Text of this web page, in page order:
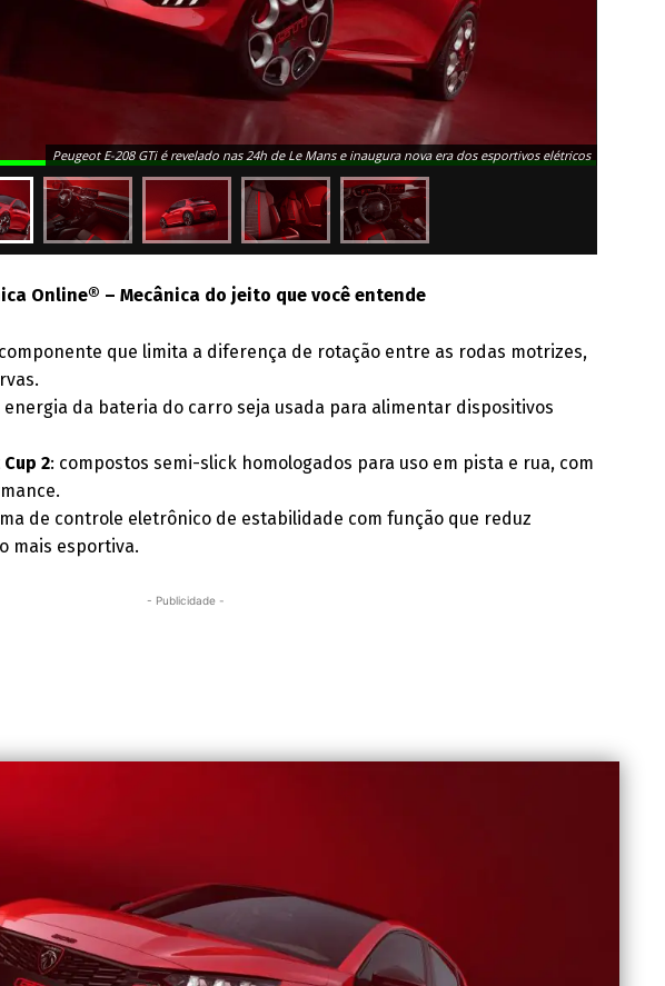
Peugeot E-208 GTi é revelado nas 24h de Le Mans e inaugura nova era dos esportivos elétricos
Online® – Mecânica do jeito que você entende
que limita a diferença de rotação entre as rodas motrizes,
energia da bateria do carro seja usada para alimentar dispositivos
2: compostos semi-slick homologados para uso em pista e rua, com
de controle eletrônico de estabilidade com função que reduz
mais esportiva.
- Publicidade -